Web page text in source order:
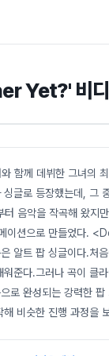
Yet?' 비디
함께 데뷔한 그녀의
글로 등장했는데, 그
음악을 작곡해 왔지
이션으로 만들었다.
알트 팝 싱글이다.처
준다.그러나 곡이 클
로 완성되는 강력한
비슷한 진행 과정을